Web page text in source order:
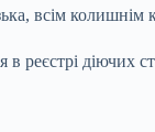
всім
реєстрі діючих